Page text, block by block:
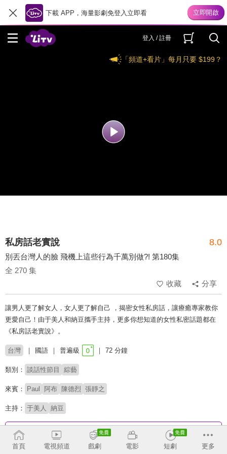
下載 APP，海量影劇免登入立即看
登入 / 註冊
「頻道+看片」每月只要 $199？
私房話老實說 8.0
別丟台灣人的臉 飛機上這些行為千萬別做?! 第180集
全 270 集
收藏
分享
讓男人更了解女人，女人更了解自己 ，揭密女性私房話，讓療癒專家教你
更愛自己！由于美人和納豆攜手主持，更多你想知道的女性私密話題都在
《私房話老實說》。
台灣 國語 普遍級 72 分鐘
類別： 談話性節目 綜藝
來賓： Paul 阿布 陳德烈 張靜之
主持： 于美人 納豆
收回
首頁
電視頻道 戲劇 電影 短劇 更多